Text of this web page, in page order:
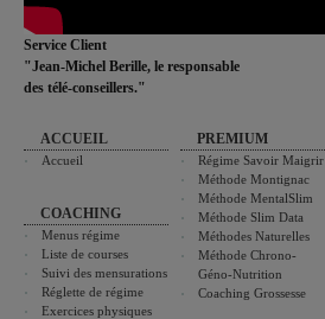
Service Client
"Jean-Michel Berille, le responsable
des télé-conseillers."
ACCUEIL
Accueil
COACHING
Menus régime
Liste de courses
Suivi des mensurations
Réglette de régime
Exercices physiques
PREMIUM
Régime Savoir Maigrir
Méthode Montignac
Méthode MentalSlim
Méthode Slim Data
Méthodes Naturelles
Méthode Chrono-
Géno-Nutrition
Coaching Grossesse